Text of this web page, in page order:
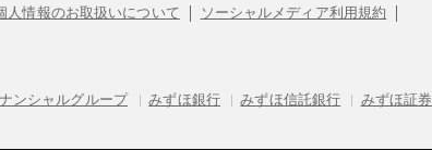
人情報のお取扱いについて
ソーシャルメディア利用規約
ンシャルグループ | みずほ銀行 | みずほ信託銀行 | みずほ証券